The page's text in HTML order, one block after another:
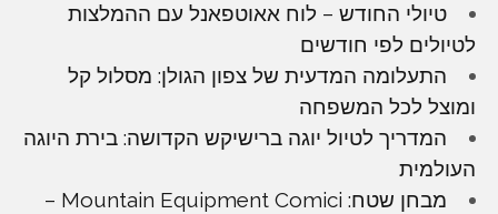
טיולי החודש – לוח אאוטפאנל עם ההמלצות
לטיולים לפי חודשים
התעלומה המדעית של צפון הגולן: מסלול קל
ומוצל לכל המשפחה
המדריך לטיול יוגה ברישיקש הקדושה: בירת היוגה
העולמית
מבחן שטח: Mountain Equipment Comici –